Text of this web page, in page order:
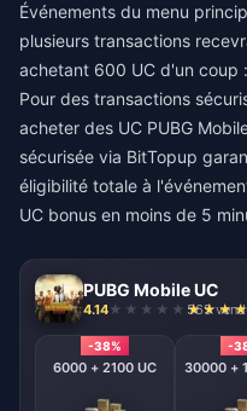
Événements du menu
plusieurs transactions
achetant 600 UC d'un coup
Pour des transactions
acheter des UC PUBG
sécurisée via BitTopup
éligibilité totale à
UC bonus en moins de 5
PUBG Mobile UC
4.14 565
-38%
6000 + 2100 UC
-
30000 +